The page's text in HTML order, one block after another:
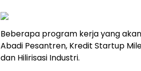
Beberapa program kerja yang
Abadi Pesantren, Kredit Startup
dan Hilirisasi Industri.